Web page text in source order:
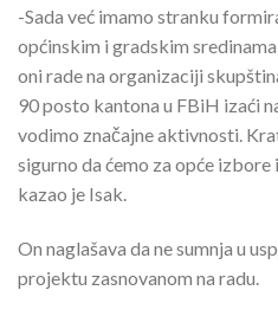
-Sada već imamo stranku
općinskim i gradskim
oni rade na organizaciji
90 posto kantona u FBiH izaći
vodimo značajne aktivnosti.
sigurno da ćemo za opće
kazao je Isak.
On naglašava da ne sumnja u
projektu zasnovanom na radu.